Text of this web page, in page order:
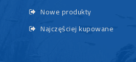
Nowe produkty
Najczęściej kupowane